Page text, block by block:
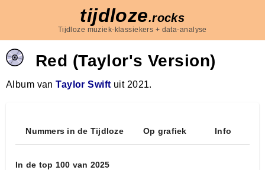
tijdloze.rocks
Tijdloze muziek-klassiekers + data-analyse
Red (Taylor's Version)
Album vanTaylor Swift uit 2021.
Nummers in de Tijdloze Op grafiek Info
In de top 100 van 2025